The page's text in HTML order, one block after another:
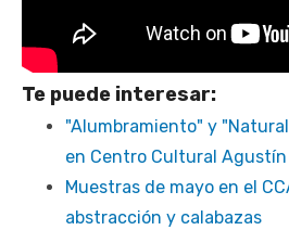
Te puede interesar:
"Alumbramiento" y
en Centro Cultural Agustín
Muestras de mayo en el
abstracción y calabazas